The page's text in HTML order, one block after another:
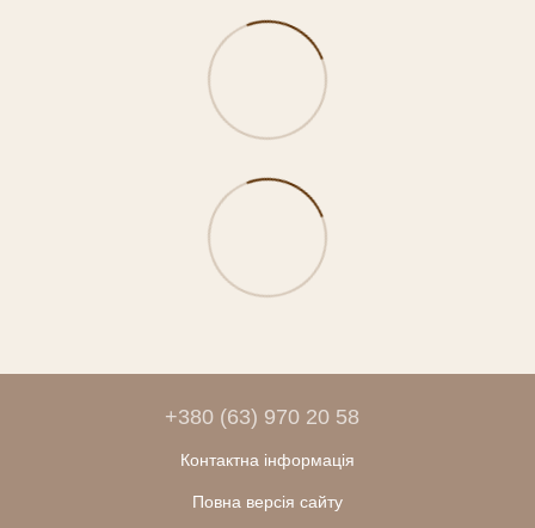
+380 (63) 970 20 58
Контактна інформація
Повна версія сайту